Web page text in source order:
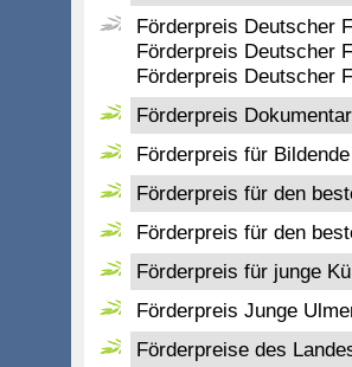
Förderpreis Deutscher
Förderpreis Deutscher
Förderpreis Deutscher
Förderpreis
Förderpreis für
Förderpreis für den
Förderpreis für den
Förderpreis für junge
Förderpreis Junge
Förderpreise des